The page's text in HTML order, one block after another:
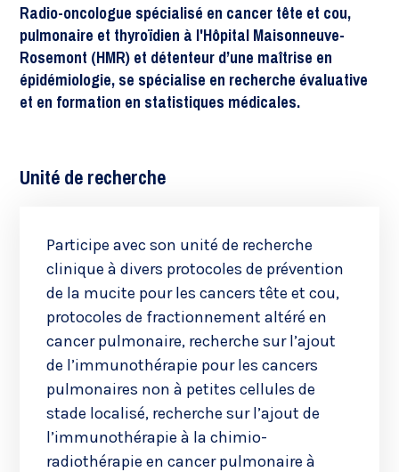
Radio-oncologue spécialisé en cancer tête et cou,
pulmonaire et thyroïdien à l'Hôpital Maisonneuve-
Rosemont (HMR) et détenteur d’une maîtrise en
épidémiologie, se spécialise en recherche évaluative
et en formation en statistiques médicales.
Unité de recherche
Participe avec son unité de recherche
clinique à divers protocoles de prévention
de la mucite pour les cancers tête et cou,
protocoles de fractionnement altéré en
cancer pulmonaire, recherche sur l’ajout
de l’immunothérapie pour les cancers
pulmonaires non à petites cellules de
stade localisé, recherche sur l’ajout de
l’immunothérapie à la chimio-
radiothérapie en cancer pulmonaire à